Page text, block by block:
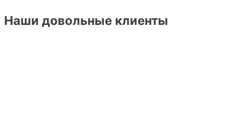
Наши довольные клиенты